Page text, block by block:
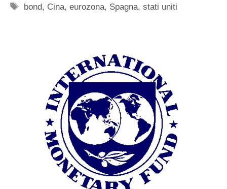
Tag
bond, Cina,eurozona, Spagna,stati uniti